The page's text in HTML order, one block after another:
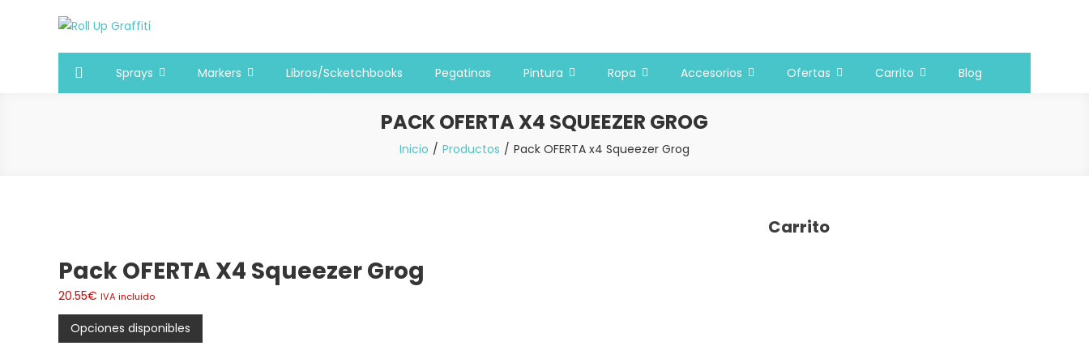
Roll Up Graffiti
Sprays
Markers Libros/Scketchbooks Pegatinas Pintura Ropa Accesorios Ofertas Carrito Blog
PACK OFERTA X4 SQUEEZER GROG
Inicio Productos Pack OFERTA x4 Squeezer Grog
Pack OFERTA X4 Squeezer Grog
20.55€ IVA incluido
Opciones disponibles
Carrito